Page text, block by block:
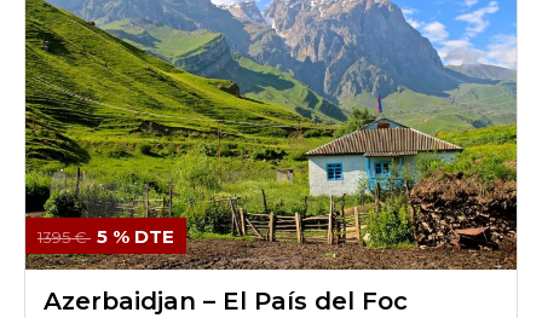
1395 € 5 % DTE
Azerbaidjan – El País del Foc